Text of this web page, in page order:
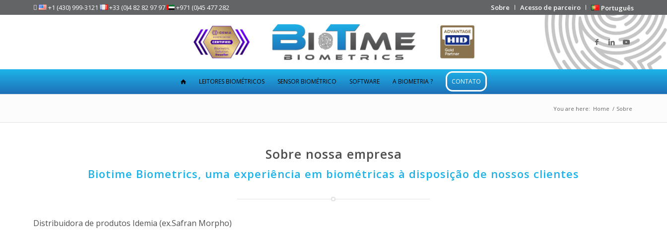
Sobre Acesso de parceiro Português
 +1 (430) 999-3121 +33 (0)4 82 82 97 97 +971 (0)45 477 282
LEITORES BIOMÉTRICOS SENSOR BIOMÉTRICO SOFTWARE A BIOMETRIA ? CONTATO
You are here: Home / Sobre
Sobre nossa empresa
Biotime Biometrics, uma experiência em biométricas à disposição de nossos clientes
Distribuidora de produtos Idemia (ex.Safran Morpho)